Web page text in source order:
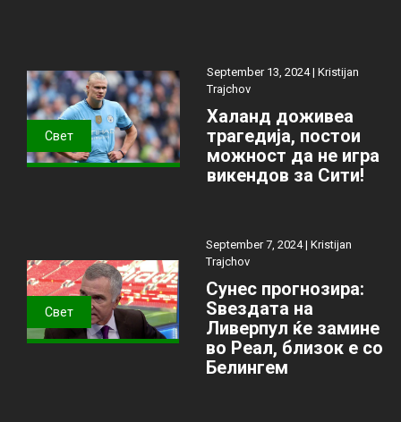
Свет
September 13, 2024 | Kristijan
Trajchov
Халанд доживеа
трагедија, постои
можност да не игра
викендов за Сити!
Свет
September 7, 2024 | Kristijan
Trajchov
Сунес прогнозира:
Ѕвездата на
Ливерпул ќе замине
во Реал, близок е со
Белингем